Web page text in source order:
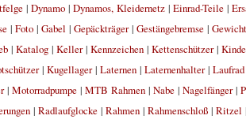
| Dynamo| Dynamos, Kleidernetz| Einrad-Teile|
| Foto| Gabel | Gepäckträger| Gestängebremse|
| Katalog| Keller| Kennzeichen| Kettenschützer|
| Kugellager| Laternen| Laternenhalter| Laufrad
| Motorradpumpe| MTB Rahmen| Nabe| Nagelfänger|
| Radlaufglocke| Rahmen| Rahmenschloß| Ritzel |